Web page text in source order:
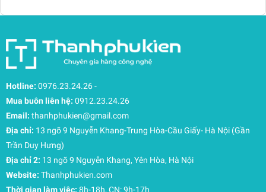
balo.
Đúng với tinh thần “Build to Last”, JanSport Big
Student được chế tác từ các vật liệu tái chế có độ
Bảo hành trọn đời: JanSport cam kết đồng hành
cùng bạn suốt đời. Nếu balo có lỗi, chúng tôi sẽ
sửa chữa hoặc thay thế. Vì chúng tôi tin rằng
những món đồ tốt thì nên tồn tại mãi mãi.
Hotline: 0976.23.24.26-
Mua buôn liên hệ: 0912.23.24.26
Email: thanhphukien@gmail.com
Địa chỉ: 13 ngõ 9 Nguyễn Khang-Trung Hòa-Cầu Giấy- Hà Nội (Gần
Trần Duy Hưng)
Địa chỉ 2: 13 ngõ 9 Nguyễn Khang, Yên Hòa, Hà Nội
Website: Thanhphukien.com
Thời gian làm việc: 8h-18h, CN: 9h-17h